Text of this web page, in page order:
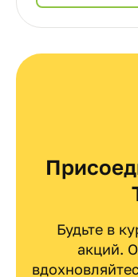
Будьте в
акций.